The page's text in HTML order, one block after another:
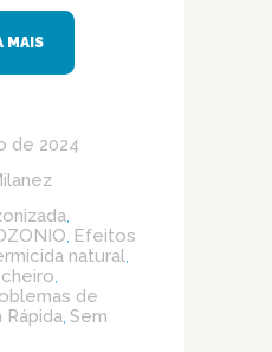
MAIS
de 2024
Efeitos
natural
de
Rápida Sem